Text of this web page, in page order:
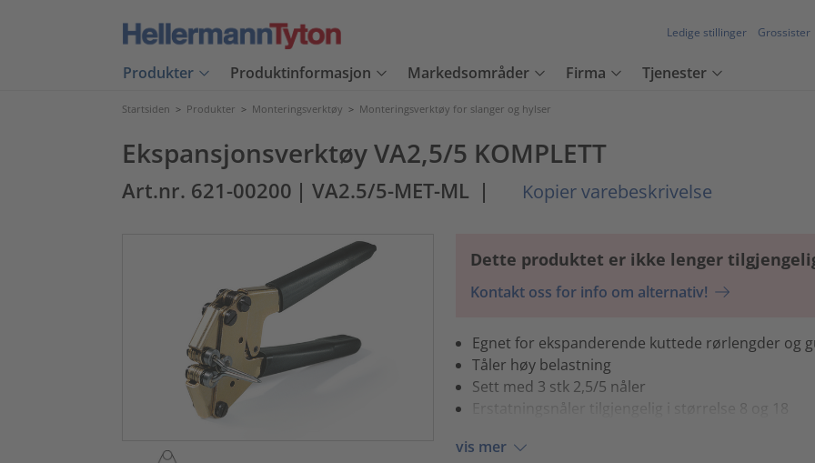
Ledige stillinger Grossister
Produkter Produktinformasjon Markedsområder Firma Tjenester
Startsiden > Produkter > Monteringsverktøy > Monteringsverktøy for slanger og hylser
Ekspansjonsverktøy VA2,5/5 KOMPLETT
Art.nr. 621-00200 | VA2.5/5-MET-ML | Kopier varebeskrivelse
Dette produktet er ikke lenger
Kontakt oss for info om alternativ!
Egnet for ekspanderende kuttede rørlengder og
Tåler høy belastning
Sett med 3 stk 2,5/5 nåler
Erstatningsnåler tilgjengelig i størrelse 8 og 18
vis mer